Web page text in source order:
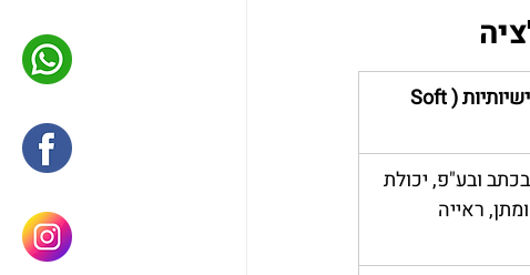
מיומנויות אישיותיות (Soft
ובע"פ, יכולת
ראייה